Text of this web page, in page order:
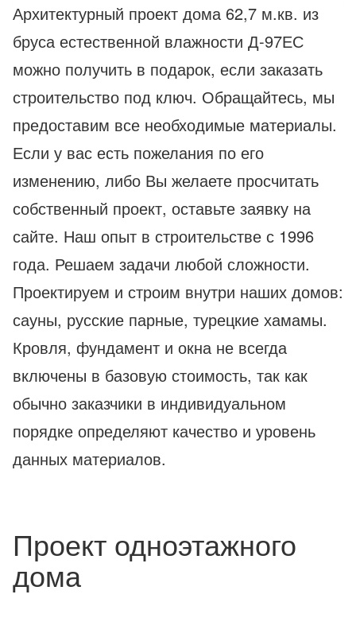
Архитектурный проект дома 62,7 м.кв. из
бруса естественной влажности Д-97ЕС
можно получить в подарок, если заказать
строительство под ключ. Обращайтесь, мы
предоставим все необходимые материалы.
Если у вас есть пожелания по его
изменению, либо Вы желаете просчитать
собственный проект, оставьте заявку на
сайте. Наш опыт в строительстве с 1996
года. Решаем задачи любой сложности.
Проектируем и строим внутри наших домов:
сауны, русские парные, турецкие хамамы.
Кровля, фундамент и окна не всегда
включены в базовую стоимость, так как
обычно заказчики в индивидуальном
порядке определяют качество и уровень
данных материалов.
Проект одноэтажного
дома